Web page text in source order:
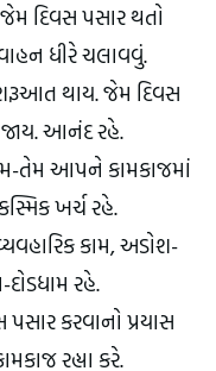
દિવસ પસાર થતો
ધીરે ચલાવવું.
શરૂઆત થાય. જેમ દિવસ
આનંદ રહે.
તેમ આપને કામકાજમાં
ખર્ચ રહે.
કામ, અડોશ-
રહે.
કરવાનો પ્રયાસ
રહ્યા કરે.